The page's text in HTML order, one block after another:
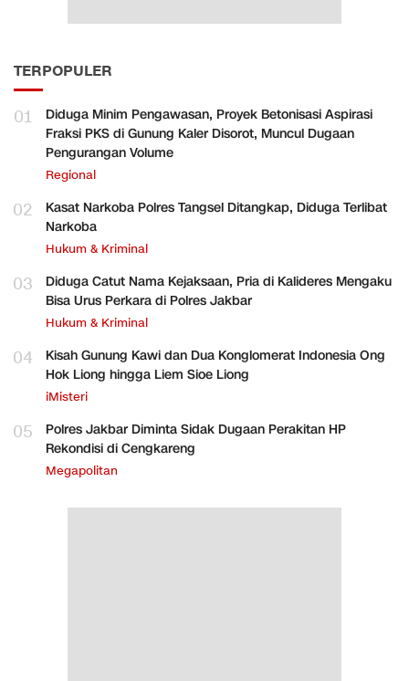
TERPOPULER
01
Diduga Minim Pengawasan, Proyek Betonisasi Aspirasi
Fraksi PKS di Gunung Kaler Disorot, Muncul Dugaan
Pengurangan Volume
Regional
02
Kasat Narkoba Polres Tangsel Ditangkap, Diduga Terlibat
Narkoba
Hukum & Kriminal
03
Diduga Catut Nama Kejaksaan, Pria di Kalideres Mengaku
Bisa Urus Perkara di Polres Jakbar
Hukum & Kriminal
04
Kisah Gunung Kawi dan Dua Konglomerat Indonesia Ong
Hok Liong hingga Liem Sioe Liong
iMisteri
05
Polres Jakbar Diminta Sidak Dugaan Perakitan HP
Rekondisi di Cengkareng
Megapolitan